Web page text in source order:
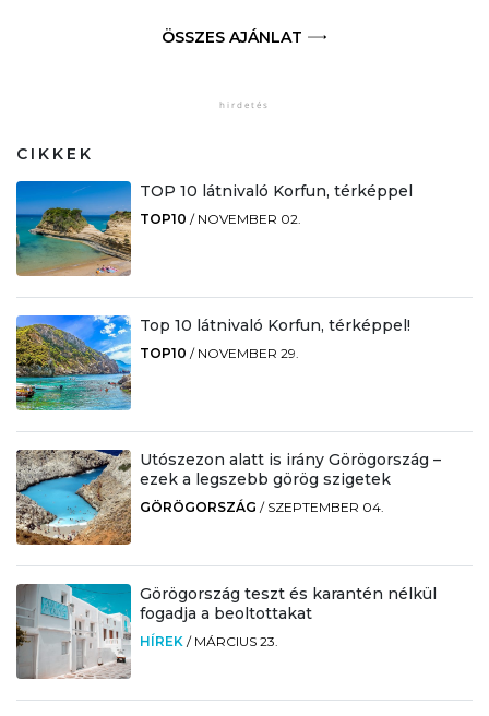
ÖSSZES AJÁNLAT
CIKKEK
TOP 10 látnivaló Korfun, térképpel
TOP10 / NOVEMBER 02.
Top 10 látnivaló Korfun, térképpel!
TOP10 / NOVEMBER 29.
Utószezon alatt is irány Görögország –
ezek a legszebb görög szigetek
GÖRÖGORSZÁG / SZEPTEMBER 04.
Görögország teszt és karantén nélkül
fogadja a beoltottakat
HÍREK / MÁRCIUS 23.